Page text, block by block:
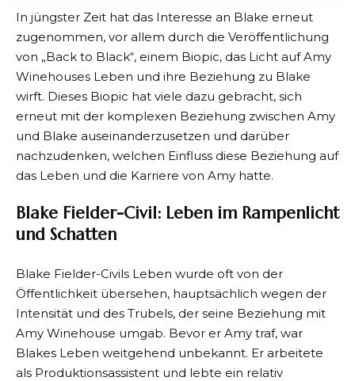
In jüngster Zeit hat das Interesse an Blake erneut
zugenommen, vor allem durch die Veröffentlichung
von „Back to Black“, einem Biopic, das Licht auf Amy
Winehouses Leben und ihre Beziehung zu Blake
wirft. Dieses Biopic hat viele dazu gebracht, sich
erneut mit der komplexen Beziehung zwischen Amy
und Blake auseinanderzusetzen und darüber
nachzudenken, welchen Einfluss diese Beziehung auf
das Leben und die Karriere von Amy hatte.
Blake Fielder-Civil: Leben im Rampenlicht
und Schatten
Blake Fielder-Civils Leben wurde oft von der
Öffentlichkeit übersehen, hauptsächlich wegen der
Intensität und des Trubels, der seine Beziehung mit
Amy Winehouse umgab. Bevor er Amy traf, war
Blakes Leben weitgehend unbekannt. Er arbeitete
als Produktionsassistent und lebte ein relativ